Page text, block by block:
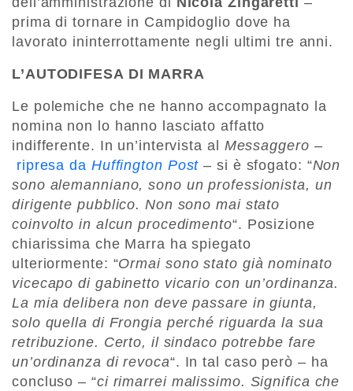
prima di tornare in Campidoglio dove ha
lavorato ininterrottamente negli ultimi tre anni.
L’AUTODIFESA DI MARRA
Le polemiche che ne hanno accompagnato la
nomina non lo hanno lasciato affatto
indifferente. In un’intervista al Messaggero –
ripresa da Huffington Post – si è sfogato: “Non
sono alemanniano, sono un professionista, un
dirigente pubblico. Non sono mai stato
coinvolto in alcun procedimento“. Posizione
chiarissima che Marra ha spiegato
ulteriormente: “Ormai sono stato già nominato
vicecapo di gabinetto vicario con un’ordinanza.
La mia delibera non deve passare in giunta,
solo quella di Frongia perché riguarda la sua
retribuzione. Certo, il sindaco potrebbe fare
un’ordinanza di revoca“. In tal caso però – ha
concluso – “ci rimarrei malissimo. Significa che